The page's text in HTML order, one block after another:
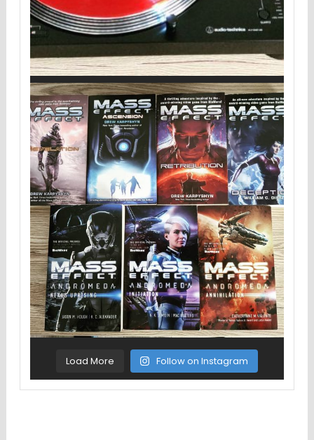
Load More Follow on Instagram